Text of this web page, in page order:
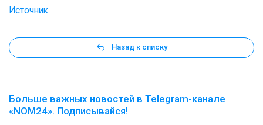
Источник
Назад к списку
Больше важных новостей в Telegram-канале
«NOM24». Подписывайся!